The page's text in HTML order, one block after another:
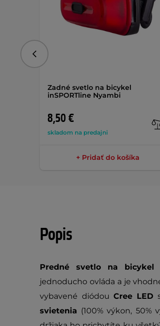
Zadné svetlo na bicykel
inSPORTline Nyambi
8,50 €
skladom na predajni
+ Pridať do košíka
Predchádzajúce
Popis
Predné svetlo na bicykel
jednoducho ovláda a je
vybavené diódouCree LED
svietenia (100% výkon, 50%